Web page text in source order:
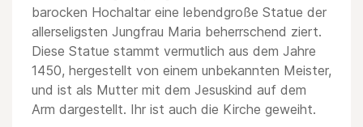
barocken Hochaltar eine lebendgroße Statue der
allerseligsten Jungfrau Maria beherrschend ziert.
Diese Statue stammt vermutlich aus dem Jahre
1450, hergestellt von einem unbekannten Meister,
und ist als Mutter mit dem Jesuskind auf dem
Arm dargestellt. Ihr ist auch die Kirche geweiht.